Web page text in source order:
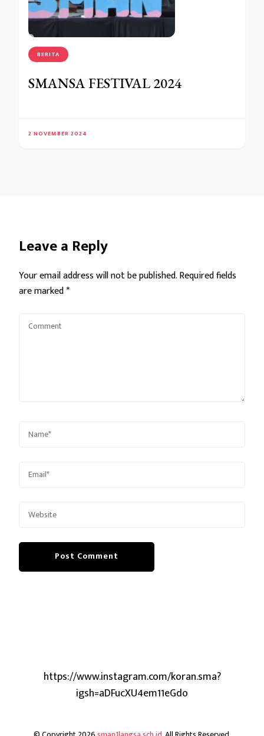
BERITA
SMANSA FESTIVAL 2024
2 NOVEMBER 2024
Leave a Reply
Your email address will not be published.Required fields
are marked*
https://www.instagram.com/koran.sma?
igsh=aDFucXU4em11eGdo